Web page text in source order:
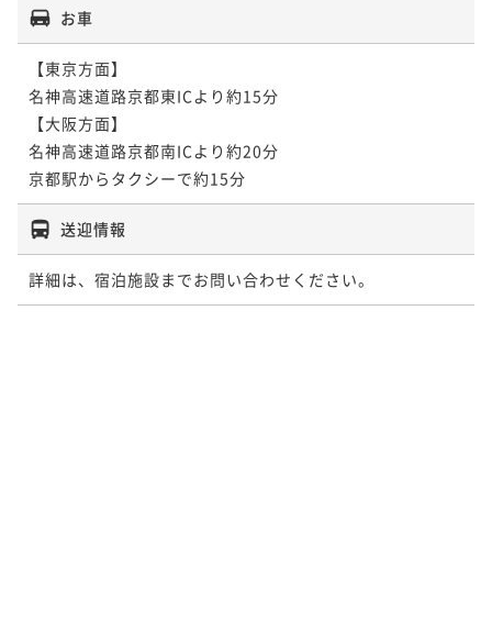
お車
【東京方面】
名神高速道路京都東ICより約15分
【大阪方面】
名神高速道路京都南ICより約20分
京都駅からタクシーで約15分
送迎情報
詳細は、宿泊施設までお問い合わせください。